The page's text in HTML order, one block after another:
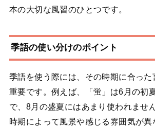
本の大切な風習のひとつです。
季語の使い分けのポイント
季語を使う際には、その時期に合っ
重要です。例えば、「蛍」は6月の初
で、8月の盛夏にはあまり使われませ
時期によって風景や感じる雰囲気が異